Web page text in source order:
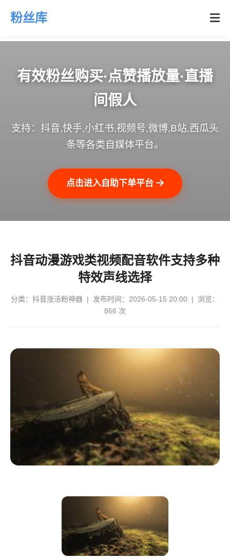
粉丝库
有效粉丝购买·点赞播放量·直播
间假人
支持：抖音,快手,小红书,视频号,微博,B站,西瓜头
条等各类自媒体平台。
点击进入自助下单平台
抖音动漫游戏类视频配音软件支持多种
特效声线选择
分类： 抖音涨活粉神器 | 发布时间：2026-05-15 20:00 | 浏览：
866 次